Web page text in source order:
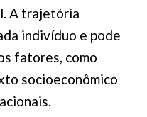
A trajetória
indivíduo e pode
fatores, como
socioeconômico